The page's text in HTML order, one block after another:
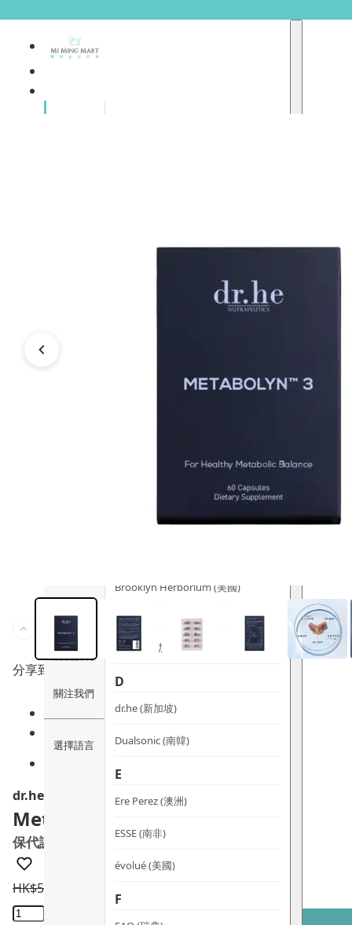
客服資訊
購物說明
關注我們
選擇語言
Bondi Wash (澳洲)
Brooklyn Herborium (美國)
C
CERM (新加坡)
D
dr.he (新加坡)
Dualsonic (南韓)
E
Ere Perez (澳洲)
ESSE (南非)
évolué (美國)
F
分享到
dr.he
Metabolyn 3
保代謝穩三高膠囊
HK$595.0
Metabolyn